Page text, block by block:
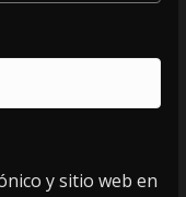
y sitio web en